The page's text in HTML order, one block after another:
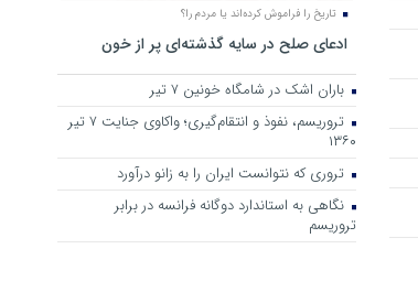
تاریخ را فراموش کرده‌اند یا مردم را؟
ادعای صلح در سایه گذشته‌ای پر از خون
باران اشک در شامگاه خونین 7 تیر
تروریسم، نفوذ و انتقام‌گیری؛ واکاوی جنایت ۷ تیر
۱۳۶۰
تروری که نتوانست ایران را به زانو درآورد
نگاهی به استاندارد دوگانه فرانسه در برابر
تروریسم